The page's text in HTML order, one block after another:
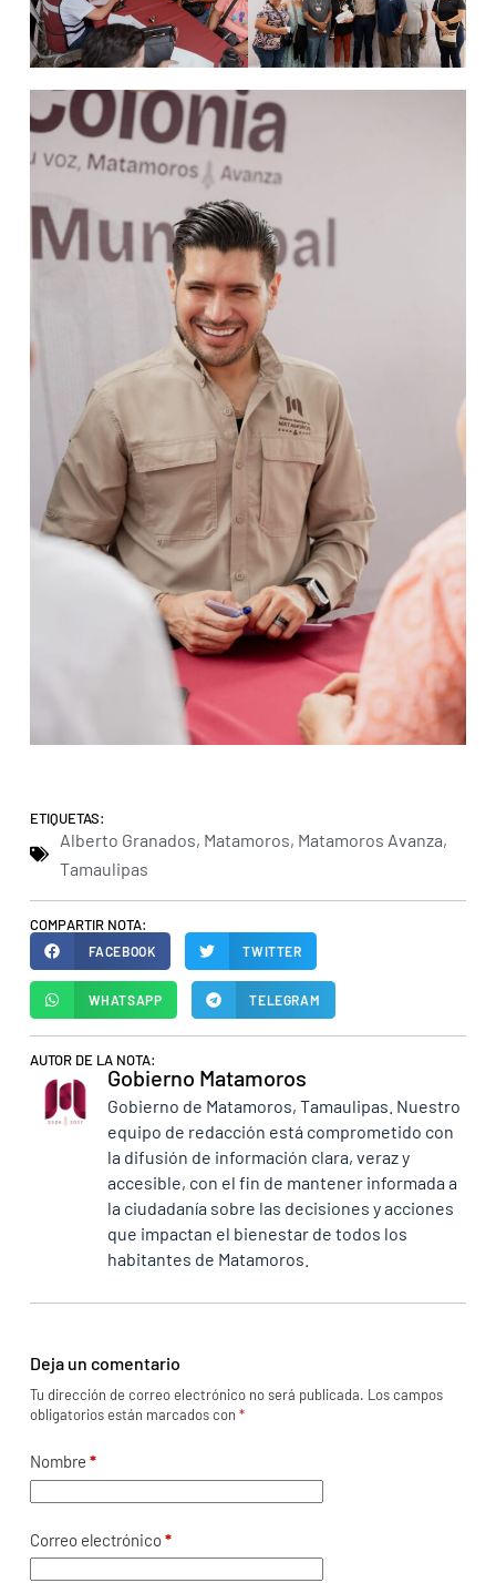
ETIQUETAS:
Alberto Granados, Matamoros, Matamoros Avanza,
Tamaulipas
COMPARTIR NOTA:
FACEBOOK TWITTER
WHATSAPP TELEGRAM
AUTOR DE LA NOTA:
Gobierno Matamoros
Gobierno de Matamoros, Tamaulipas. Nuestro
equipo de redacción está comprometido con
la difusión de información clara, veraz y
accesible, con el fin de mantener informada a
la ciudadanía sobre las decisiones y acciones
que impactan el bienestar de todos los
habitantes de Matamoros.
Deja un comentario
Tu dirección de correo electrónico no será publicada. Los campos
obligatorios están marcados con *
Nombre *
Correo electrónico*